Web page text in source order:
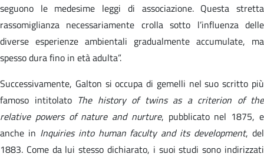
seguono le medesime leggi di associazione. Questa stretta
rassomiglianza necessariamente crolla sotto l’influenza delle
diverse esperienze ambientali gradualmente accumulate, ma
spesso dura fino in età adulta”.
Successivamente, Galton si occupa di gemelli nel suo scritto più
famoso intitolato The history of twins as a criterion of the
relative powers of nature and nurture, pubblicato nel 1875, e
anche in Inquiries into human faculty and its development, del
1883. Come da lui stesso dichiarato, i suoi studi sono indirizzati